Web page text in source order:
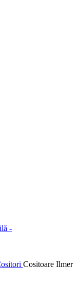
Cositoare Ilmer